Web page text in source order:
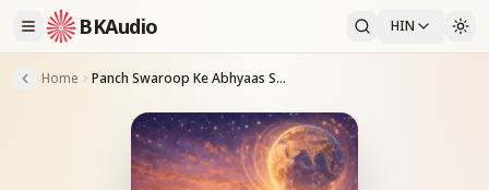
BKAudio HIN
Home Panch Swaroop Ke Abhyaas Se Atma Mein Shakti